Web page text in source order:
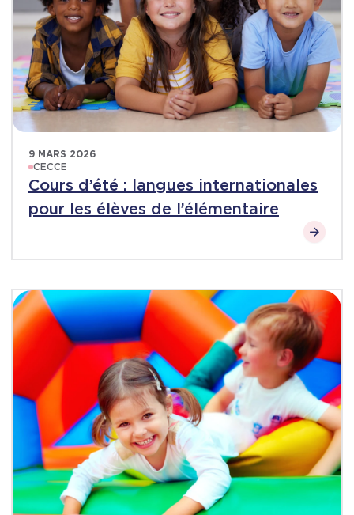
9 MARS 2026
CECCE
Cours d’été : langues internationales
pour les élèves de l’élémentaire